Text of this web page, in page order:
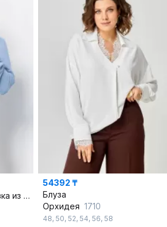
Голубая деловая блузка из текстиля с плиссированной вставкой
54392 ₸
Блуза
Орхидея 1710
48, 50, 52, 54, 56, 58